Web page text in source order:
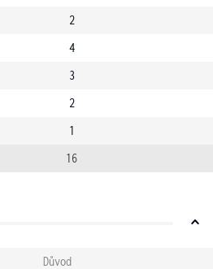
2
4
3
2
1
16
Důvod